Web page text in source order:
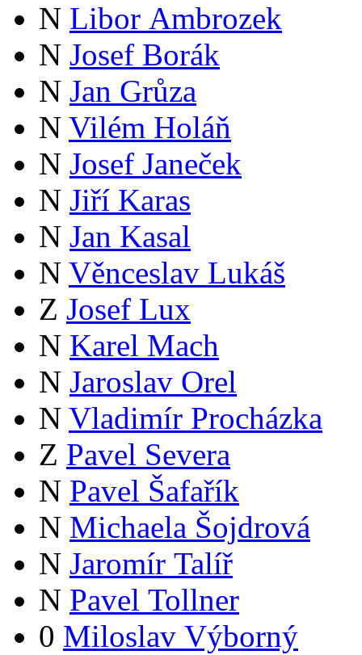
N Libor Ambrozek
N Josef Borák
N Jan Grůza
N Vilém Holáň
N Josef Janeček
N Jiří Karas
N Jan Kasal
N Věnceslav Lukáš
Z Josef Lux
N Karel Mach
N Jaroslav Orel
N Vladimír Procházka
Z Pavel Severa
N Pavel Šafařík
N Michaela Šojdrová
N Jaromír Talíř
N Pavel Tollner
0 Miloslav Výborný